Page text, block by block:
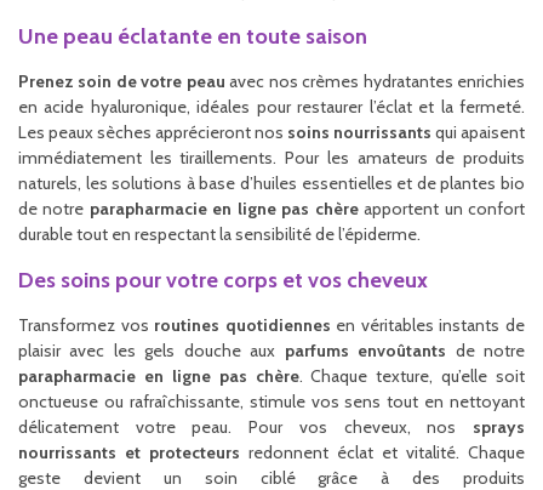
Une peau éclatante en toute saison
Prenez soin de votre peau avec nos crèmes hydratantes enrichies
en acide hyaluronique, idéales pour restaurer l’éclat et la fermeté.
Les peaux sèches apprécieront nos soins nourrissants qui apaisent
immédiatement les tiraillements. Pour les amateurs de produits
naturels, les solutions à base d’huiles essentielles et de plantes bio
de notre parapharmacie en ligne pas chèreapportent un confort
durable tout en respectant la sensibilité de l’épiderme.
Des soins pour votre corps et vos cheveux
Transformez vos routines quotidiennes en véritables instants de
plaisir avec les gels douche aux parfums envoûtants de notre
parapharmacie en ligne pas chère. Chaque texture, qu’elle soit
onctueuse ou rafraîchissante, stimule vos sens tout en nettoyant
délicatement votre peau. Pour vos cheveux, nos sprays
nourrissants et protecteurs redonnent éclat et vitalité. Chaque
geste devient un soin ciblé grâce à des produits